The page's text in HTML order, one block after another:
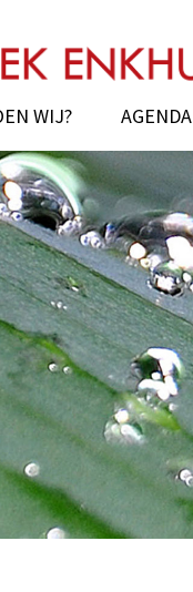
WIJ? AGENDA